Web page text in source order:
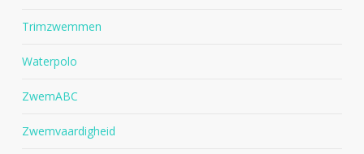
Trimzwemmen
Waterpolo
ZwemABC
Zwemvaardigheid